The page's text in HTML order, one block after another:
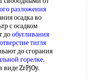
разложения
осадка во
с осадком
дообугливания
отверстие тигля
до сгорания
горелке.
виде ZrPjOy.